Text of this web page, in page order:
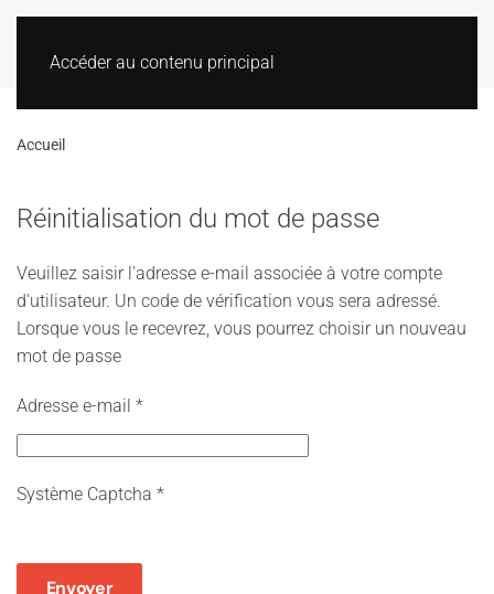
Accéder au contenu principal
Accueil
Réinitialisation du mot de passe
Veuillez saisir l'adresse e-mail associée à votre compte
d'utilisateur. Un code de vérification vous sera adressé.
Lorsque vous le recevrez, vous pourrez choisir un nouveau
mot de passe
Adresse e-mail *
Système Captcha *
Envoyer